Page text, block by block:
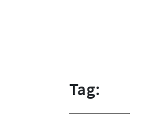
Tag: